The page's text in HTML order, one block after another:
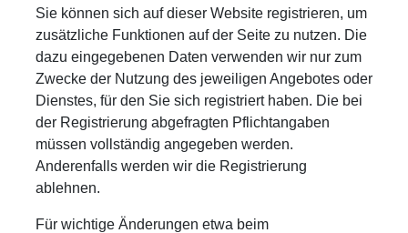
Sie können sich auf dieser Website registrieren, um
zusätzliche Funktionen auf der Seite zu nutzen. Die
dazu eingegebenen Daten verwenden wir nur zum
Zwecke der Nutzung des jeweiligen Angebotes oder
Dienstes, für den Sie sich registriert haben. Die bei
der Registrierung abgefragten Pflichtangaben
müssen vollständig angegeben werden.
Anderenfalls werden wir die Registrierung
ablehnen.
Für wichtige Änderungen etwa beim